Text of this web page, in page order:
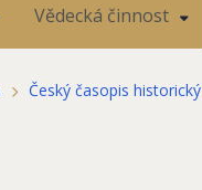
Vědecká činnost
Český časopis historický